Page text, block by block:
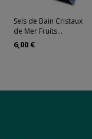
Sels de Bain Cristaux
de Mer Fruits...
6,00 €